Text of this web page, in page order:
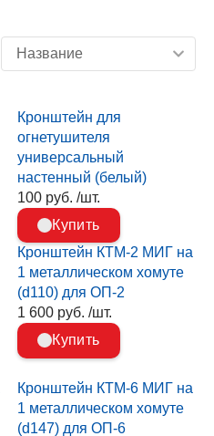
Кронштейн для
огнетушителя
универсальный
настенный (белый)
100 руб. /шт.
Купить
Кронштейн КТМ-2 МИГ на
1 металлическом хомуте
(d110) для ОП-2
1 600 руб. /шт.
Купить
Кронштейн КТМ-6 МИГ на
1 металлическом хомуте
(d147) для ОП-6